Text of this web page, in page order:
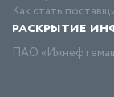
Как стать
раскрытие
ПАО